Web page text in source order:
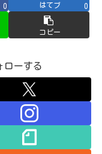
0 はてブ 0
コピー
ローする